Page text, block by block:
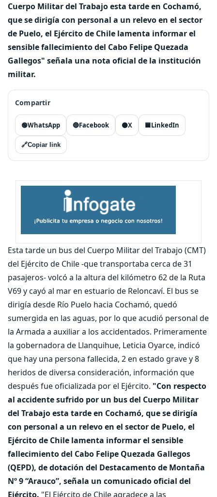
Cuerpo Militar del Trabajo esta tarde en Cochamó,
que se dirigía con personal a un relevo en el sector
de Puelo, el Ejército de Chile lamenta informar el
sensible fallecimiento del Cabo Felipe Quezada
Gallegos" señala una nota oficial de la institución
militar.
Compartir
🟢WhatsApp 🔵Facebook ⚫X 🟦LinkedIn
🔗Copiar link
Esta tarde un bus del Cuerpo Militar del Trabajo (CMT)
del Ejército de Chile -que transportaba cerca de 31
pasajeros- volcó a la altura del kilómetro 62 de la Ruta
V69 y cayó al mar en estuario de Reloncaví. El bus se
dirigía desde Río Puelo hacia Cochamó, quedó
sumergida en las aguas, por lo que acudió personal de
la Armada a auxiliar a los accidentados. Primeramente
la gobernadora de Llanquihue, Leticia Oyarce, indicó
que hay una persona fallecida, 2 en estado grave y 8
heridos de diversa consideración, información que
después fue oficializada por el Ejército. "Con respecto
al accidente sufrido por un bus del Cuerpo Militar
del Trabajo esta tarde en Cochamó, que se dirigía
con personal a un relevo en el sector de Puelo, el
Ejército de Chile lamenta informar el sensible
fallecimiento del Cabo Felipe Quezada Gallegos
(QEPD), de dotación del Destacamento de Montaña
Nº 9 “Arauco”, señala un comunicado oficial del
Ejército. "El Ejército de Chile agradece a las